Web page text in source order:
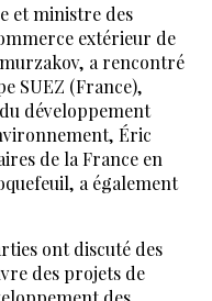
et ministre des
extérieur de
a rencontré
SUEZ (France),
développement
Éric
de la France en
a également
ont discuté des
des projets de